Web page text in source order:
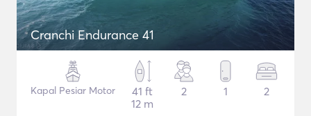
Cranchi Endurance 41
Kapal Pesiar Motor
41 ft
12 m
2 1 2